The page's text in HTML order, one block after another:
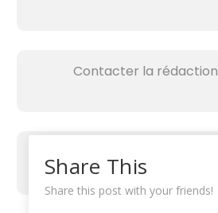
Contacter la rédaction
Share This
Share this post with your friends!